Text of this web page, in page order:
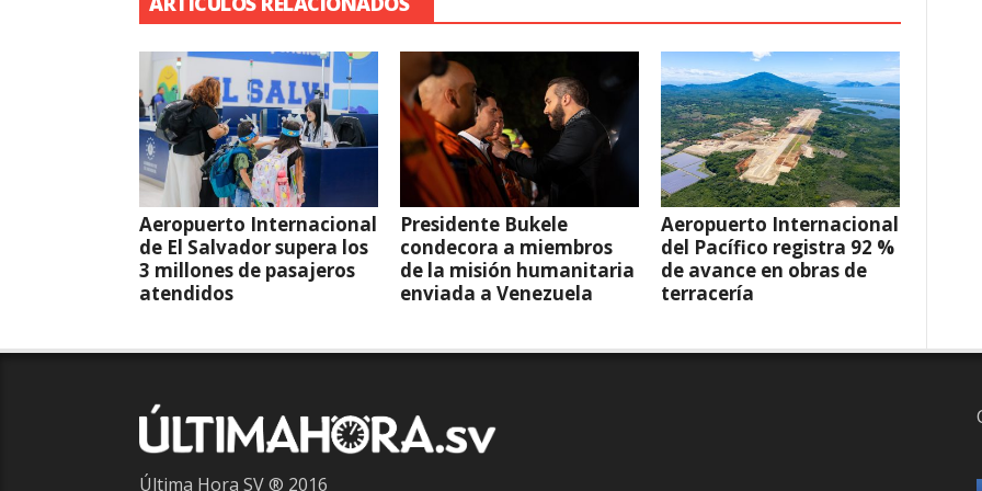
Aeropuerto Internacional
de El Salvador supera los
3 millones de pasajeros
atendidos
Presidente Bukele
condecora a miembros
de la misión humanitaria
enviada a Venezuela
Aeropuerto Internacional
del Pacífico registra 92 %
de avance en obras de
terracería
Última Hora SV ® 2016